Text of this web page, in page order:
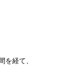
を経て、